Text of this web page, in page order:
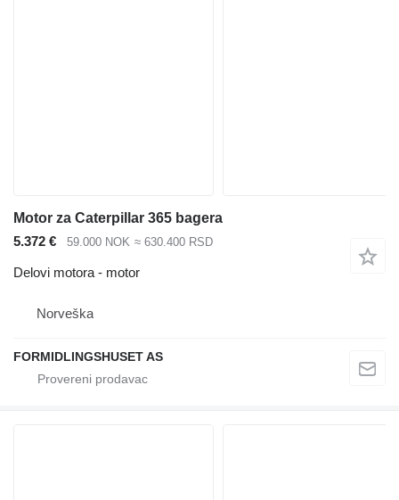
Motor za Caterpillar 365 bagera
5.372 €
59.000 NOK ≈ 630.400 RSD
Delovi motora - motor
Norveška
FORMIDLINGSHUSET AS